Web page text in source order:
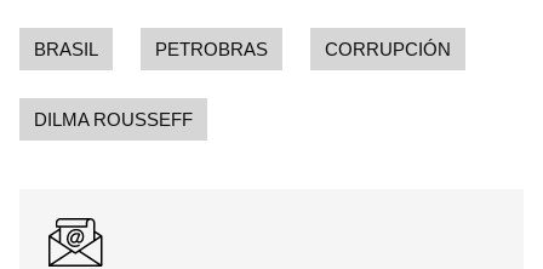
BRASIL PETROBRAS CORRUPCIÓN
DILMA ROUSSEFF